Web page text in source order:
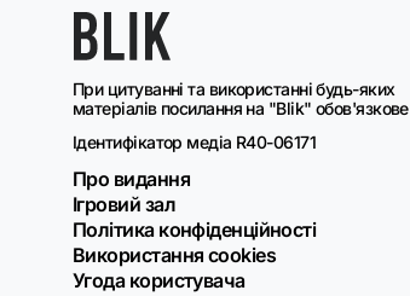
При цитуванні та використанні будь-яких
матеріалів посилання на "Blik" обов'язкове
Ідентифікатор медіа R40-06171
Про видання
Ігровий зал
Політика конфіденційності
Використання cookies
Угода користувача